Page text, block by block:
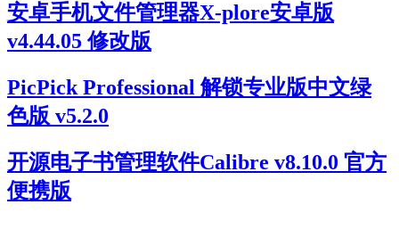
安卓手机文件管理器X-plore安卓版
v4.44.05 修改版
PicPick Professional 解锁专业版中文绿
色版 v5.2.0
开源电子书管理软件Calibre v8.10.0 官方
便携版